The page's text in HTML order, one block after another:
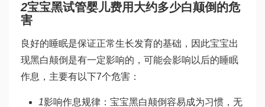
2宝宝黑试管婴儿费用大约多少白颠倒的危
害
良好的睡眠是保证正常生长发育的基础，因此宝宝出
现黑白颠倒是有一定影响的，可能会影响以后的睡眠
作息，主要有以下7个危害：
1影响作息规律：宝宝黑白颠倒容易成为习惯，无